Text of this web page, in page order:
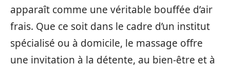
apparaît comme une véritable bouffée d’air
frais. Que ce soit dans le cadre d’un institut
spécialisé ou à domicile, le massage offre
une invitation à la détente, au bien-être et à